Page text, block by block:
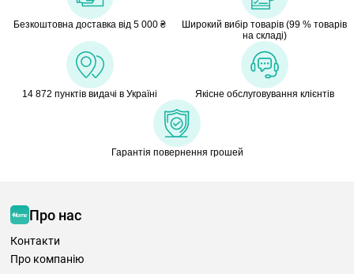
Безкоштовна доставка від 5 000 ₴
Широкий вибір товарів (99 % товарів
на складі)
14 872 пунктів видачі в Україні Якісне обслуговування клієнтів
Гарантія повернення грошей
Про нас
Контакти
Про компанію